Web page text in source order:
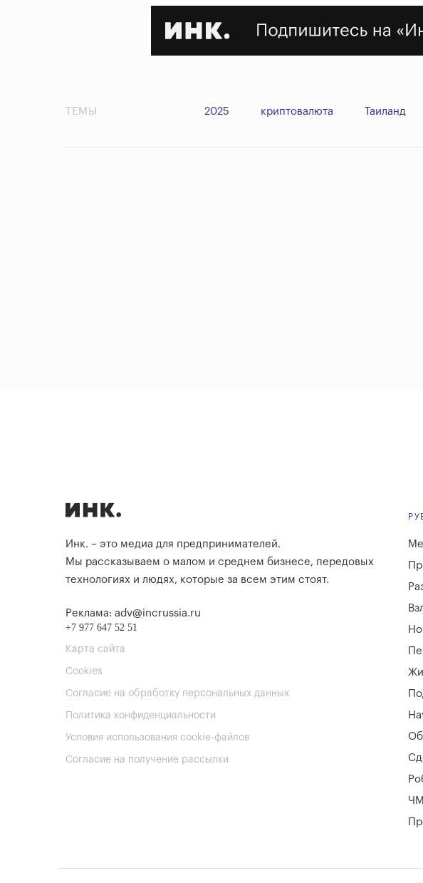
ТЕМЫ 2025 криптовалюта Таиланд
Инк. – это медиа для предпринимателей.
Мы рассказываем о малом и среднем бизнесе, передовых
технологиях и людях, которые за всем этим стоят.
Реклама: adv@incrussia.ru
+7 977 647 52 51
Карта сайта
Cookies
Согласие на обработку персональных данных
Политика конфиденциальности
Условия использования cookie-файлов
Согласие на получение рассылки